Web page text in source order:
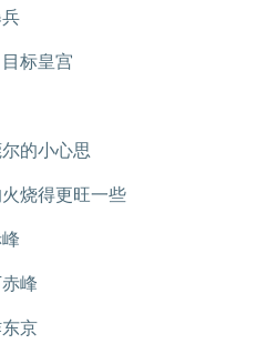
标皇宫
的小心思
烧得更旺一些
峰
京